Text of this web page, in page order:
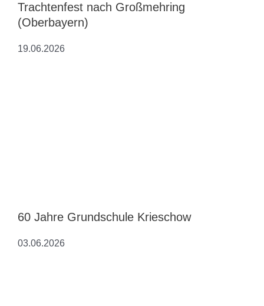
Trachtenfest nach Großmehring
(Oberbayern)
19.06.2026
60 Jahre Grundschule Krieschow
03.06.2026